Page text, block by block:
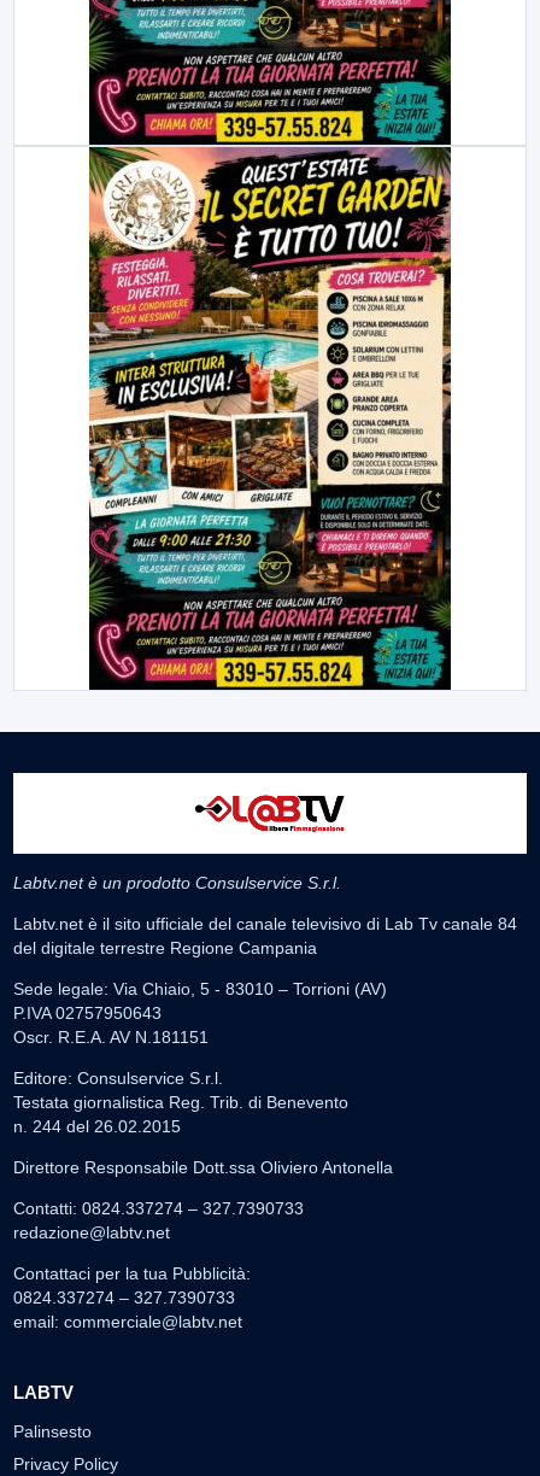
Labtv.net è un prodotto Consulservice S.r.l.
Labtv.net è il sito ufficiale del canale televisivo di Lab Tv canale 84
del digitale terrestre Regione Campania
Sede legale: Via Chiaio, 5 - 83010 – Torrioni (AV)
P.IVA 02757950643
Oscr. R.E.A. AV N.181151
Editore: Consulservice S.r.l.
Testata giornalistica Reg. Trib. di Benevento
n. 244 del 26.02.2015
Direttore Responsabile Dott.ssa Oliviero Antonella
Contatti: 0824.337274 – 327.7390733
redazione@labtv.net
Contattaci per la tua Pubblicità:
0824.337274 – 327.7390733
email: commerciale@labtv.net
LABTV
Palinsesto
Privacy Policy